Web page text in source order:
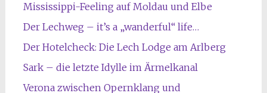
Mississippi-Feeling auf Moldau und Elbe
Der Lechweg – it’s a „wanderful“ life…
Der Hotelcheck: Die Lech Lodge am Arlberg
Sark – die letzte Idylle im Ärmelkanal
Verona zwischen Opernklang und